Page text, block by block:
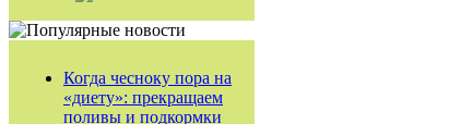
Когда чесноку пора на
«диету»: прекращаем
поливы и подкормки